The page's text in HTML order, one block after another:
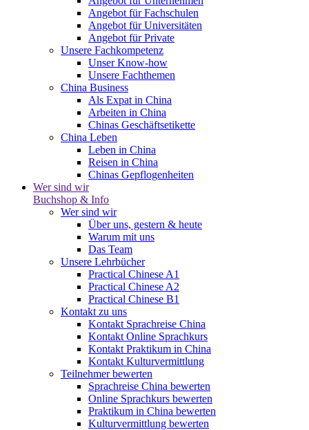
Angebot für Fachschulen
Angebot für Universitäten
Angebot für Private
Unsere Fachkompetenz
Unser Know-how
Unsere Fachthemen
China Business
Als Expat in China
Arbeiten in China
Chinas Geschäftsetikette
China Leben
Leben in China
Reisen in China
Chinas Gepflogenheiten
Wer sind wir
Buchshop & Info
Wer sind wir
Über uns, gestern & heute
Warum mit uns
Das Team
Unsere Lehrbücher
Practical Chinese A1
Practical Chinese A2
Practical Chinese B1
Kontakt zu uns
Kontakt Sprachreise China
Kontakt Online Sprachkurs
Kontakt Praktikum in China
Kontakt Kulturvermittlung
Teilnehmer bewerten
Sprachreise China bewerten
Online Sprachkurs bewerten
Praktikum in China bewerten
Kulturvermittlung bewerten